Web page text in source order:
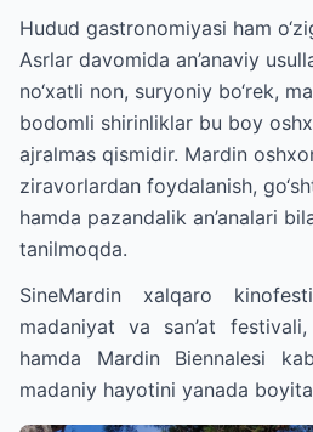
Hudud gastronomiyasi ham
Asrlar davomida an’anaviy
no‘xatli non, suryoniy bo‘rek,
bodomli shirinliklar bu boy
ajralmas qismidir. Mardin
ziravorlardan foydalanish,
hamda pazandalik an’analari
tanilmoqda.
SineMardin xalqaro
madaniyat va san’at
hamda Mardin Biennalesi
madaniy hayotini yanada